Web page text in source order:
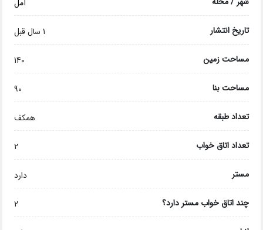
آمل
تاریخ انتشار 1 سال قبل
مساحت زمین 140
مساحت بنا 90
تعداد طبقه همکف
تعداد اتاق خواب 2
مستر دارد
چند اتاق خواب مستر دارد؟ 2